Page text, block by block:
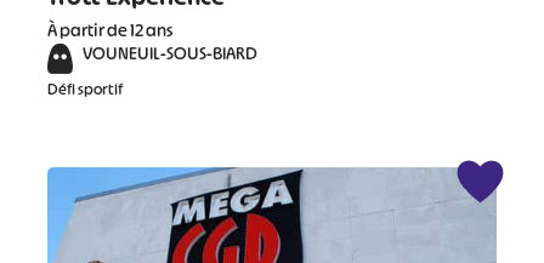
À partir de 12 ans
VOUNEUIL-SOUS-BIARD
Défi sportif